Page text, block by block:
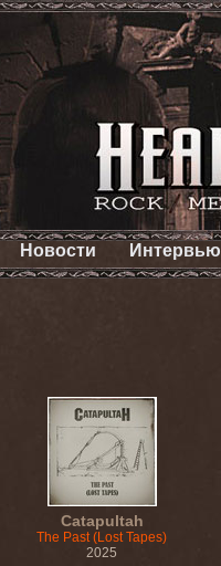
Новости Интервью
Catapultah
The Past (Lost Tapes)
2025